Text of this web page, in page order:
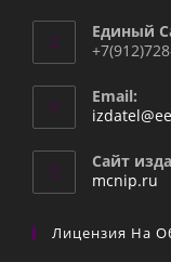
Единый
Email:
Сайт
mcnip.ru
Лицензия На